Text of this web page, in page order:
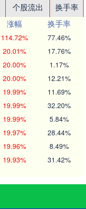
个股流出
换手率
涨幅
换手率
114.72% 77.46%
20.01% 17.76%
20.00% 1.17%
20.00% 12.21%
19.99% 11.69%
19.99% 32.20%
19.99% 5.84%
19.97% 28.44%
19.96% 8.49%
19.93% 31.42%